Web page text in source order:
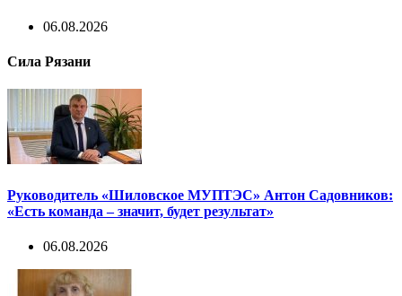
06.08.2026
Сила Рязани
Руководитель «Шиловское МУПТЭС» Антон Садовников:
«Есть команда – значит, будет результат»
06.08.2026